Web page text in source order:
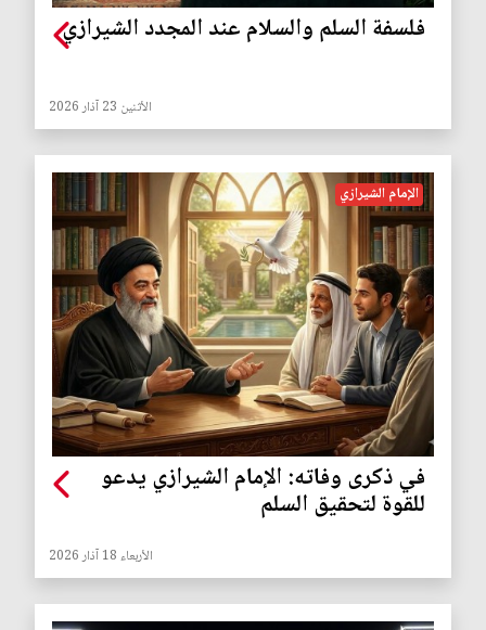
فلسفة السلم والسلام عند المجدد الشيرازي
الأثنين 23 آذار 2026
الإمام الشيرازي
في ذكرى وفاته: الإمام الشيرازي يدعو
للقوة لتحقيق السلم
الأربعاء 18 آذار 2026